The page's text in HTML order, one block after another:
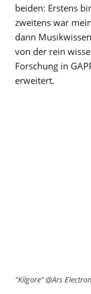
beiden: Erstens
zweitens war
dann
von der rein
Forschung in
erweitert.
“Kilgore” @Ars